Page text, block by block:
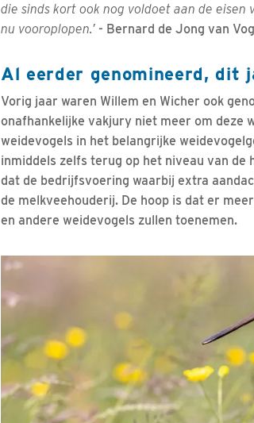
die sinds kort ook nog voldoet aan de
nu vooroplopen.’ - Bernard de Jong van
Al eerder genomineerd, dit
Vorig jaar waren Willem en Wicher ook
onafhankelijke vakjury niet meer om deze
weidevogels in het belangrijke
inmiddels zelfs terug op het niveau van de
dat de bedrijfsvoering waarbij extra
de melkveehouderij. De hoop is dat er
en andere weidevogels zullen toenemen.